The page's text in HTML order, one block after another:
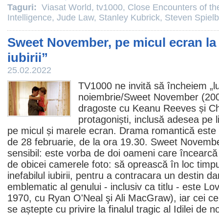
Taguri: Viasat World, tv1000, Close Encounters of
Intelligence, Jude Law, Stanley Kubrick, Steven
Sweet November, pe micul ecran
iubirii”
25.02.2022
TV1000 ne invită să încheiem
noiembrie/Sweet November
dragoste cu Keanu Reeves și
protagoniști, inclusă adesea pe
pe micul și marele ecran. Drama romantică
de 28 februarie, de la ora 19.30. Sweet
sensibil: este vorba de doi oameni care
de obicei camerele foto: să oprească în loc
inefabilul iubirii, pentru a contracara un destin
emblematic al genului - inclusiv ca titlu - este
1970, cu Ryan O'Neal şi Ali MacGraw), iar cei
se aștepte cu privire la finalul tragic al Idilei de